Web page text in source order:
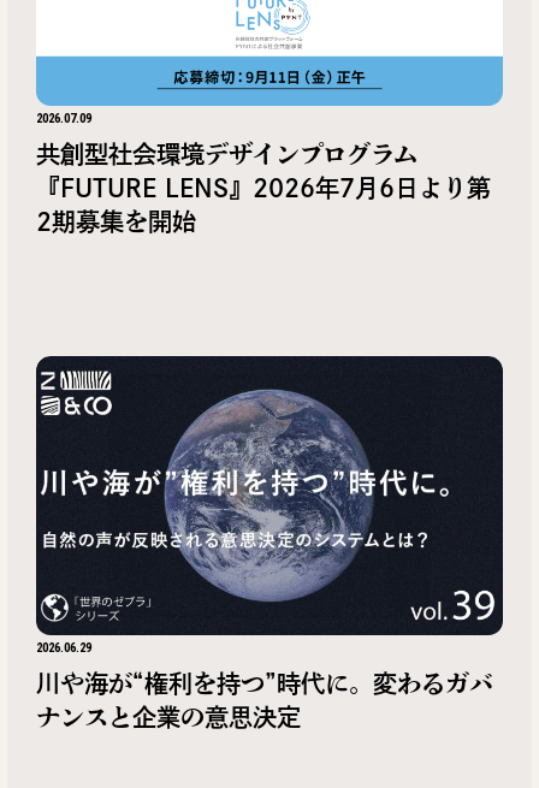
2026.07.09
共創型社会環境デザインプログラム
『FUTURE LENS』2026年7月6日より第
2期募集を開始
2026.06.29
川や海が“権利を持つ”時代に。変わるガバ
ナンスと企業の意思決定